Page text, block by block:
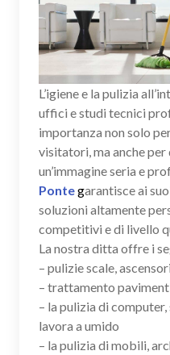
L’igiene e la pulizia
uffici e studi tecnici
importanza non solo
visitatori, ma anche
un’immagine seria e
Pontegarantisce ai
soluzioni altamente
competitivi e di livello
La nostra ditta offre i
– pulizie scale, ascensori
– trattamento
– la pulizia di
lavora a umido
– la pulizia di mobili,